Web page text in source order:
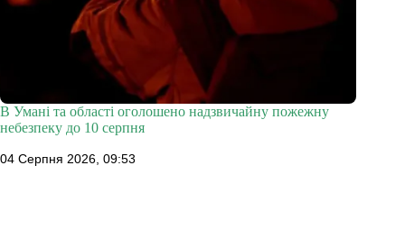
В Умані та області оголошено надзвичайну пожежну
небезпеку до 10 серпня
04 Серпня 2026, 09:53